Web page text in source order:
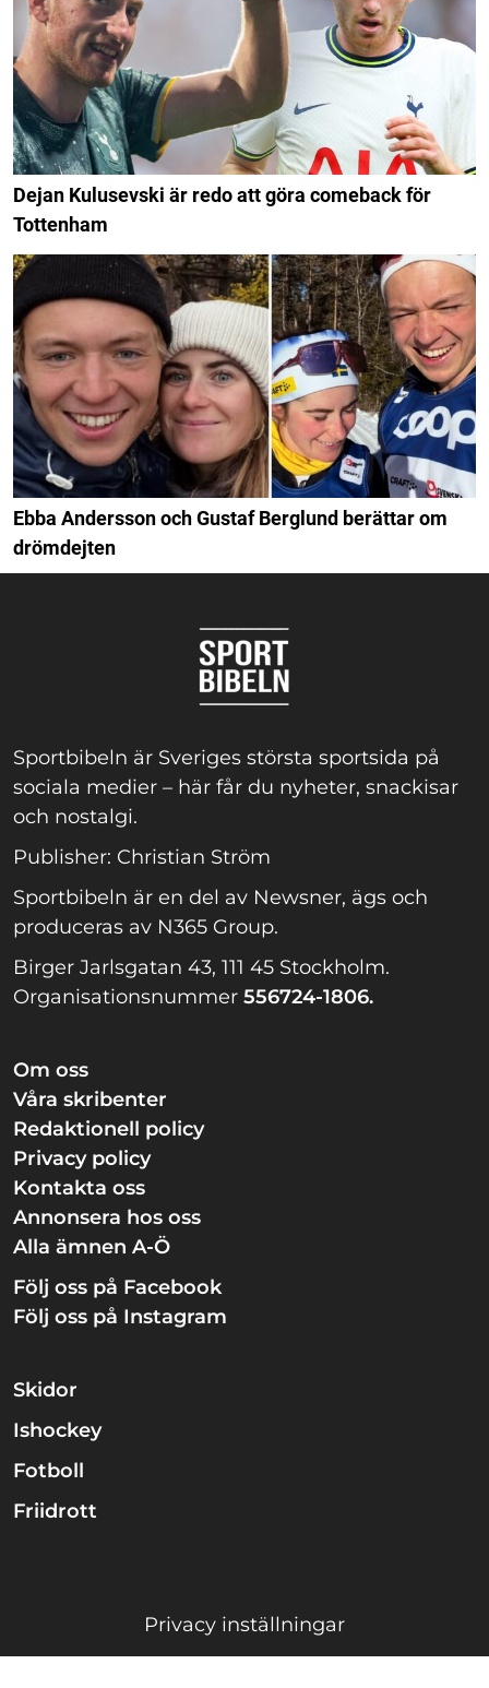
Dejan Kulusevski är redo att göra comeback för
Tottenham
Ebba Andersson och Gustaf Berglund berättar om
drömdejten
Sportbibeln är Sveriges största sportsida på
sociala medier – här får du nyheter, snackisar
och nostalgi.
Publisher: Christian Ström
Sportbibeln är en del av Newsner, ägs och
produceras av N365 Group.
Birger Jarlsgatan 43, 111 45 Stockholm.
Organisationsnummer 556724-1806.
Om oss
Våra skribenter
Redaktionell policy
Privacy policy
Kontakta oss
Annonsera hos oss
Alla ämnen A-Ö
Följ oss på Facebook
Följ oss på Instagram
Skidor
Ishockey
Fotboll
Friidrott
Privacy inställningar